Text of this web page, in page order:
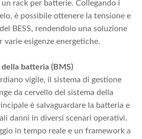
rack per batterie. Collegando i
è possibile ottenere la tensione e
BESS, rendendolo una soluzione
varie esigenze energetiche.
batteria (BMS)
vigile, il sistema di gestione
da cervello del sistema della
è salvaguardare la batteria e
danni in diversi scenari operativi.
in tempo reale e un framework a